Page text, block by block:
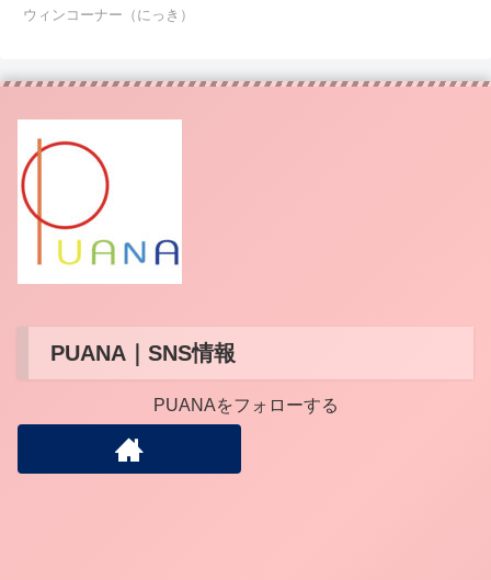
ウィンコーナー（にっき）
PUANA｜SNS情報
PUANAをフォローする